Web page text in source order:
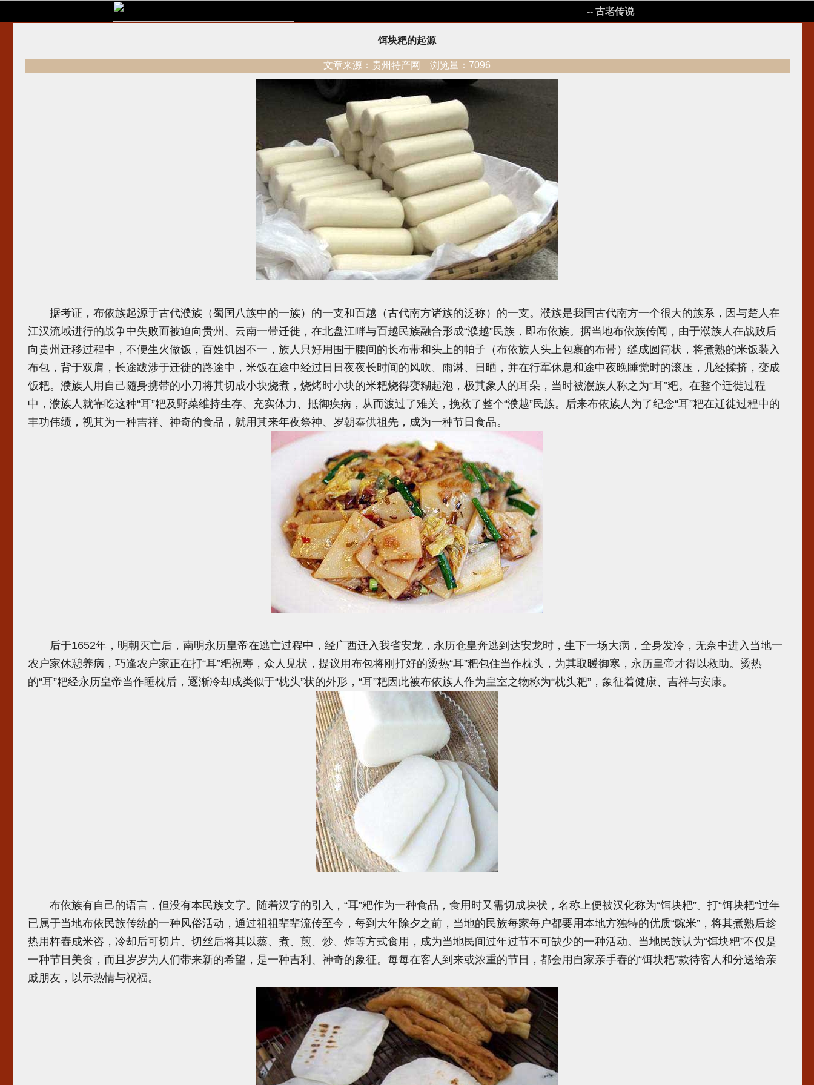
-- 古老传说
饵块粑的起源
文章来源：贵州特产网 浏览量：7096
据考证，布依族起源于古代濮族（蜀国八族中的一族）的一支和百越（古代南方诸族的泛称）的一支。濮族是我国古代南方一个很大的族系，因与楚人在
江汉流域进行的战争中失败而被迫向贵州、云南一带迁徙，在北盘江畔与百越民族融合形成“濮越”民族，即布依族。据当地布依族传闻，由于濮族人在战败后
向贵州迁移过程中，不便生火做饭，百姓饥困不一，族人只好用围于腰间的长布带和头上的帕子（布依族人头上包裹的布带）缝成圆筒状，将煮熟的米饭装入
布包，背于双肩，长途跋涉于迁徙的路途中，米饭在途中经过日日夜夜长时间的风吹、雨淋、日晒，并在行军休息和途中夜晚睡觉时的滚压，几经揉挤，变成
饭粑。濮族人用自己随身携带的小刀将其切成小块烧煮，烧烤时小块的米粑烧得变糊起泡，极其象人的耳朵，当时被濮族人称之为“耳”粑。在整个迁徙过程
中，濮族人就靠吃这种“耳”粑及野菜维持生存、充实体力、抵御疾病，从而渡过了难关，挽救了整个“濮越”民族。后来布依族人为了纪念“耳”粑在迁徙过程中的
丰功伟绩，视其为一种吉祥、神奇的食品，就用其来年夜祭神、岁朝奉供祖先，成为一种节日食品。
后于1652年，明朝灭亡后，南明永历皇帝在逃亡过程中，经广西迁入我省安龙，永历仓皇奔逃到达安龙时，生下一场大病，全身发冷，无奈中进入当地一
农户家休憩养病，巧逢农户家正在打“耳”粑祝寿，众人见状，提议用布包将刚打好的烫热“耳”粑包住当作枕头，为其取暖御寒，永历皇帝才得以救助。烫热
的“耳”粑经永历皇帝当作睡枕后，逐渐冷却成类似于“枕头”状的外形，“耳”粑因此被布依族人作为皇室之物称为“枕头粑”，象征着健康、吉祥与安康。
布依族有自己的语言，但没有本民族文字。随着汉字的引入，“耳”粑作为一种食品，食用时又需切成块状，名称上便被汉化称为“饵块粑”。打“饵块粑”过年
已属于当地布依民族传统的一种风俗活动，通过祖祖辈辈流传至今，每到大年除夕之前，当地的民族每家每户都要用本地方独特的优质“豌米”，将其煮熟后趁
热用杵舂成米咨，冷却后可切片、切丝后将其以蒸、煮、煎、炒、炸等方式食用，成为当地民间过年过节不可缺少的一种活动。当地民族认为“饵块粑”不仅是
一种节日美食，而且岁岁为人们带来新的希望，是一种吉利、神奇的象征。每每在客人到来或浓重的节日，都会用自家亲手舂的“饵块粑”款待客人和分送给亲
戚朋友，以示热情与祝福。